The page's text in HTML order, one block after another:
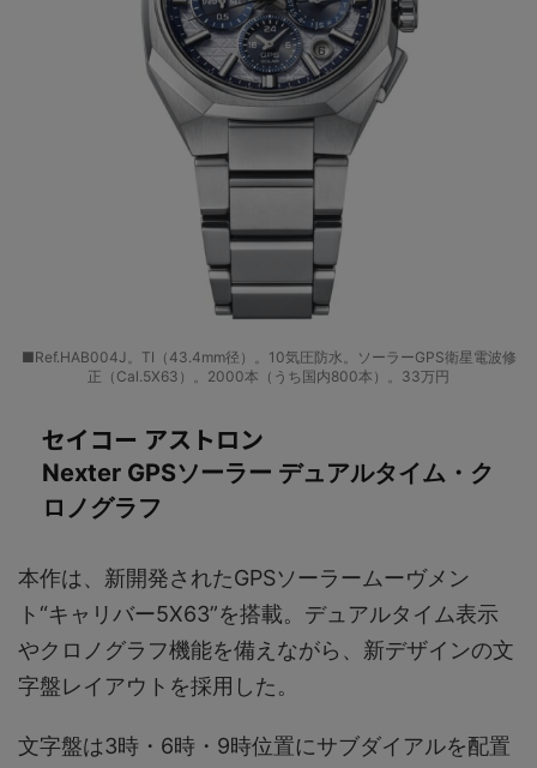
■Ref.HAB004J。TI（43.4mm径）。10気圧防水。ソーラーGPS衛星電波修
正（Cal.5X63）。2000本（うち国内800本）。33万円
セイコー アストロン
Nexter GPSソーラー デュアルタイム・ク
ロノグラフ
本作は、新開発されたGPSソーラームーヴメン
ト“キャリバー5X63”を搭載。デュアルタイム表示
やクロノグラフ機能を備えながら、新デザインの文
字盤レイアウトを採用した。
文字盤は3時・6時・9時位置にサブダイアルを配置